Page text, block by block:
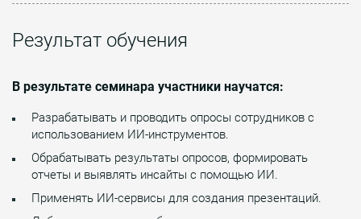
Результат обучения
В результате семинара участники научатся:
Разрабатывать и проводить опросы сотрудников с
использованием ИИ-инструментов.
Обрабатывать результаты опросов, формировать
отчеты и выявлять инсайты с помощью ИИ.
Применять ИИ-сервисы для создания презентаций.